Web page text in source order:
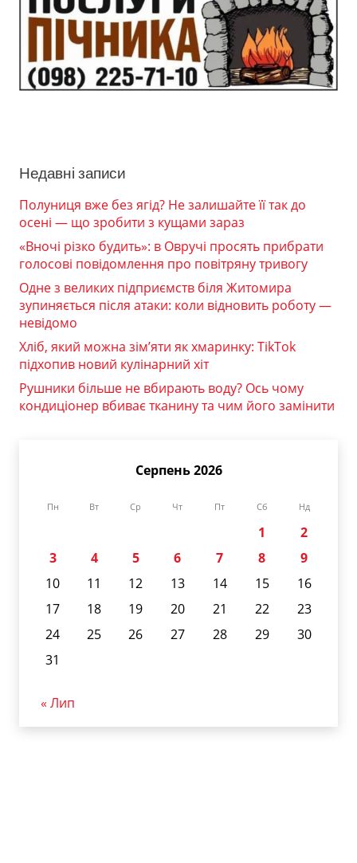
Недавні записи
Полуниця вже без ягід? Не залишайте її так до
осені — що зробити з кущами зараз
«Вночі різко будить»: в Овручі просять прибрати
голосові повідомлення про повітряну тривогу
Одне з великих підприємств біля Житомира
зупиняється після атаки: коли відновить роботу —
невідомо
Хліб, який можна зім’яти як хмаринку: TikTok
підхопив новий кулінарний хіт
Рушники більше не вбирають воду? Ось чому
кондиціонер вбиває тканину та чим його замінити
Серпень 2026
Пн Вт Ср Чт Пт Сб Нд
1
2
3
4 5 6 7 8
9
10
11 12 13 14 15
16
17
18 19 20 21 22
23
24
25 26 27 28 29
30
31
« Лип